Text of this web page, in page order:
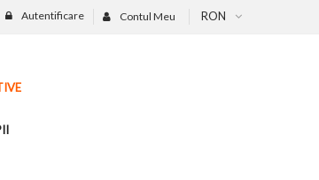
RON
Contul Meu
Autentificare